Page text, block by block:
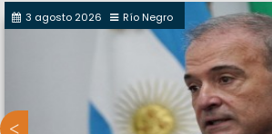
3 agosto 2026 Río Negro